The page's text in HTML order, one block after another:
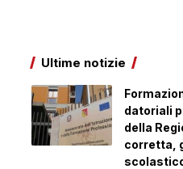
Ultime notizie
datoriali
della
corretta,